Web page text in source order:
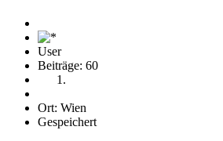
User
Beiträge: 60
Ort: Wien
Gespeichert